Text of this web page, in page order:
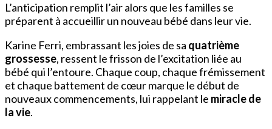
L’anticipation remplit l’air alors que les familles se
préparent à accueillir un nouveau bébé dans leur vie.
Karine Ferri, embrassant les joies de sa quatrième
grossesse, ressent le frisson de l’excitation liée au
bébé qui l’entoure. Chaque coup, chaque frémissement
et chaque battement de cœur marque le début de
nouveaux commencements, lui rappelant le miracle de
la vie.